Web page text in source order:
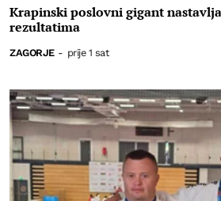
Krapinski poslovni gigant
rezultatima
ZAGORJE - prije 1 sat